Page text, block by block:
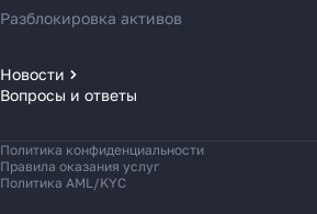
Переводы в Армению
Переводы в Турцию
Переводы в Индию
Переводы в Казахстан
Переводы в Кыргызстан
Разблокировка активов
Новости
Новости MoneyPort
Новости рынка
Вопросы и ответы
Политика конфиденциальности
Правила оказания услуг
Политика AML/KYC